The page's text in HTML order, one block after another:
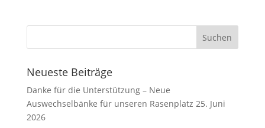
Neueste Beiträge
Danke für die Unterstützung – Neue
Auswechselbänke für unseren Rasenplatz 25. Juni
2026